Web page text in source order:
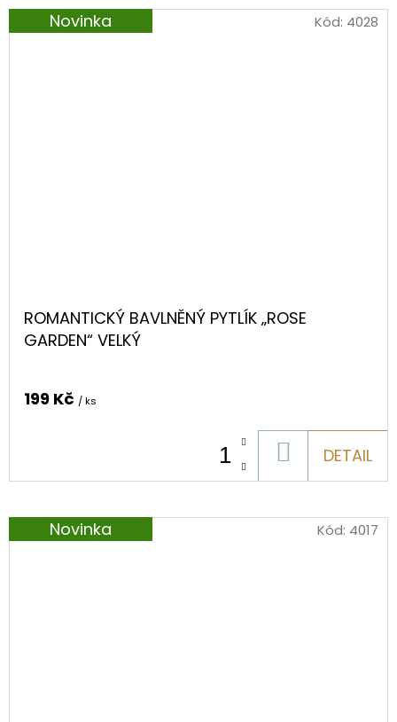
Novinka
ROMANTICKÝ BAVLNĚNÝ PYTLÍK „ROSE
GARDEN“ VELKÝ
199 Kč / ks
KOŠÍKU
DETAIL
Kód: 4028
Novinka Kód: 4017